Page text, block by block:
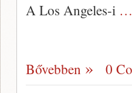
A Los Angeles-i …
Bővebben 0